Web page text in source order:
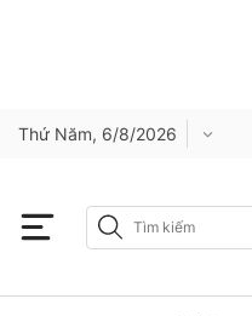
Thứ Năm, 6/8/2026